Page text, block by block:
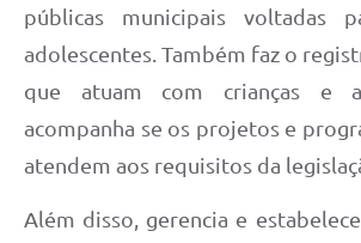
públicas municipais voltadas
adolescentes. Também faz o
que atuam com crianças e
acompanha se os projetos e
atendem aos requisitos da
Além disso, gerencia e